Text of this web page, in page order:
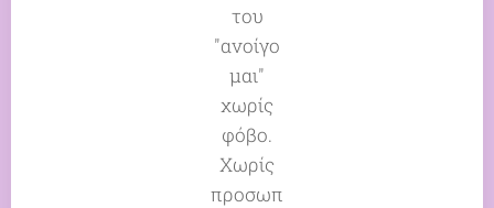
του
"ανοίγο
μαι"
χωρίς
φόβο.
Χωρίς
προσωπ